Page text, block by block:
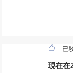
已
現在在